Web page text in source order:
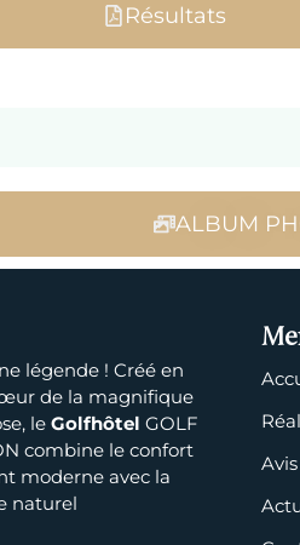
Résultats
ALBUM
légende ! Créé en
de la magnifique
leGolfhôtel GOLF
combine le confort
moderne avec la
naturel
Avis